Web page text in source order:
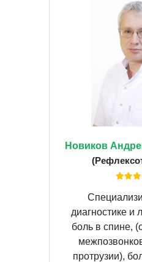
Новиков
диагностике и
боль в спине,
протрузии),